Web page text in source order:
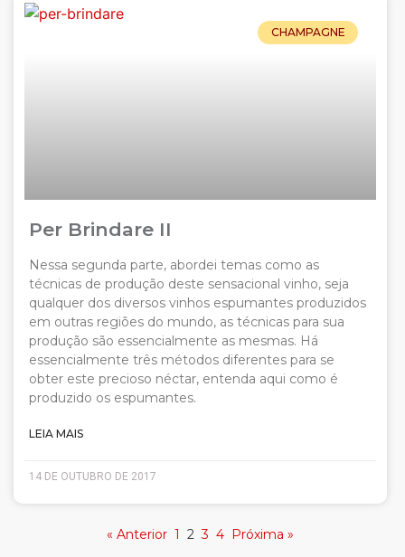
CHAMPAGNE
Per Brindare II
Nessa segunda parte, abordei temas como as
técnicas de produção deste sensacional vinho, seja
qualquer dos diversos vinhos espumantes produzidos
em outras regiões do mundo, as técnicas para sua
produção são essencialmente as mesmas. Há
essencialmente três métodos diferentes para se
obter este precioso néctar, entenda aqui como é
produzido os espumantes.
LEIA MAIS
14 DE OUTUBRO DE 2017
« Anterior 1 2 3 4 Próxima »